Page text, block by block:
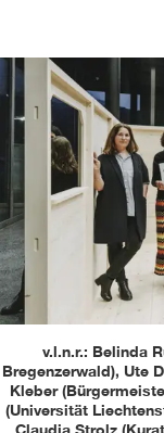
v.l.n.r.: Belinda
Bregenzerwald), Ute
Kleber
(Universität